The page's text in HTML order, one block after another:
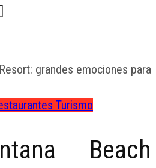
Turismo
Beach